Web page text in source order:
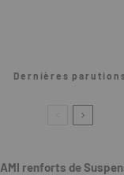
Dernières
AMI renforts de